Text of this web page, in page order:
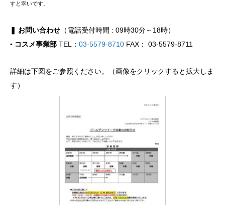
すと幸いです。
❚ お問い合わせ （電話受付時間 : 09時30分～18時）
▪ コスメ事業部 TEL： 03-5579-8710 FAX： 03-5579-8711
詳細は下図をご参照ください。（画像をクリックすると拡大しま
す）